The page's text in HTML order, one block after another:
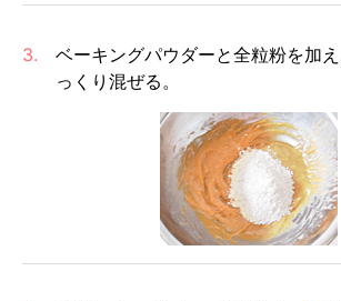
3.
ベーキングパウダーと全粒粉を加
っくり混ぜる。